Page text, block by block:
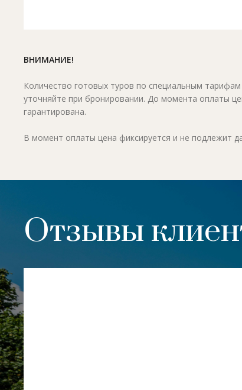
ВНИМАНИЕ!
Количество готовых туров по специальным
уточняйте при бронировании. До момента оплаты
гарантирована.
В момент оплаты цена фиксируется и не подлежит
Отзывы